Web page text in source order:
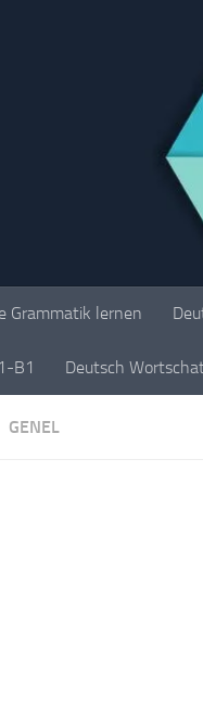
Grammatik lernen
B1 Deutsch
GENEL